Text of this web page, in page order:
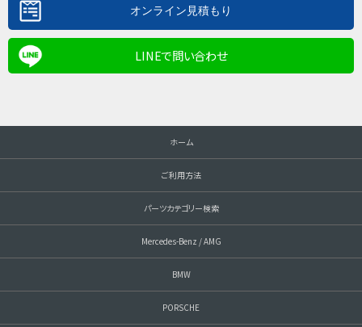
LINEで問い合わせ
ホーム
ご利用方法
パーツカテゴリー検索
Mercedes-Benz / AMG
BMW
PORSCHE